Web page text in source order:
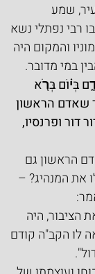
העיר, שמע
רבי נפתלי נשא
והמקום היה
במי מדובר.
בְּי֗וֹם בְּרֹ֤א
שאדם הראשון
דור ופרנסיו,
הראשון גם
את המנהיג? –
הציבור, היה
לו הקב"ה קודם